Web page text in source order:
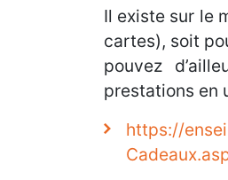
Il existe sur le
cartes), soit
pouvez
prestations en
https://